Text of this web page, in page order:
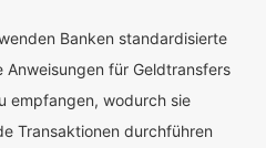
Banken standardisierte
Anweisungen für Geldtransfers
empfangen, wodurch sie
Transaktionen durchführen